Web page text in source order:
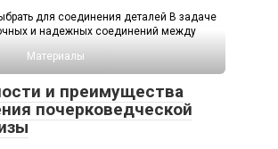
для соединения деталей В задаче
и надежных соединений между
Материалы
и преимущества
почерковедческой